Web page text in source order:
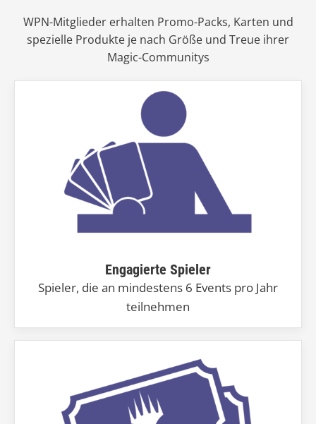
WPN-Mitglieder erhalten Promo-Packs, Karten und
spezielle Produkte je nach Größe und Treue ihrer
Magic-Communitys
Engagierte Spieler
Spieler, die an mindestens 6 Events pro Jahr
teilnehmen